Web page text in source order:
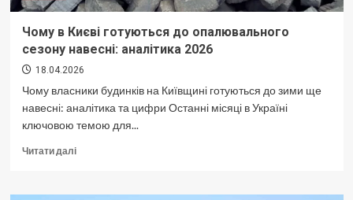
Чому в Києві готуються до опалювального
сезону навесні: аналітика 2026
18.04.2026
Чому власники будинків на Київщині готуються до зими ще
навесні: аналітика та цифри Останні місяці в Україні
ключовою темою для...
Читати даліДокладніше
в